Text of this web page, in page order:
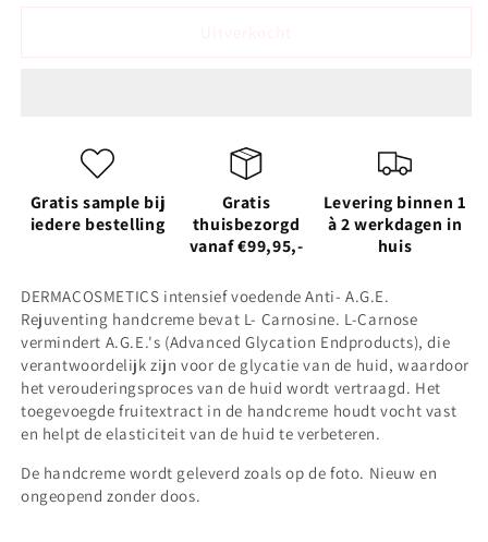
Gratis sample bij
iedere bestelling
Gratis
thuisbezorgd
vanaf €99,95,-
Levering binnen 1
à 2 werkdagen in
huis
DERMACOSMETICS intensief voedende Anti- A.G.E.
Rejuventing handcreme bevat L- Carnosine. L-Carnose
vermindert A.G.E.'s (Advanced Glycation Endproducts), die
verantwoordelijk zijn voor de glycatie van de huid, waardoor
het verouderingsproces van de huid wordt vertraagd. Het
toegevoegde fruitextract in de handcreme houdt vocht vast
en helpt de elasticiteit van de huid te verbeteren.
De handcreme wordt geleverd zoals op de foto. Nieuw en
ongeopend zonder doos.